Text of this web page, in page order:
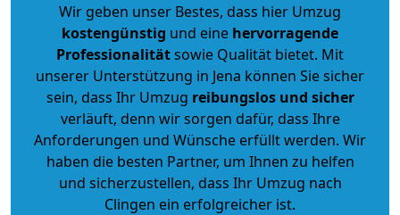
Wir geben unser Bestes, dass hier Umzug
kostengünstig und eine hervorragende
Professionalitätsowie Qualität bietet. Mit
unserer Unterstützung in Jena können Sie sicher
sein, dass Ihr Umzug reibungslos und sicher
verläuft, denn wir sorgen dafür, dass Ihre
Anforderungen und Wünsche erfüllt werden. Wir
haben die besten Partner, um Ihnen zu helfen
und sicherzustellen, dass Ihr Umzug nach
Clingen ein erfolgreicher ist.